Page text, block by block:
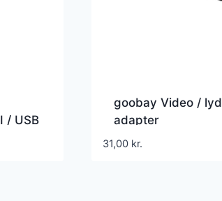
/ USB
goobay Video / lyd
adapter
31,00 kr.